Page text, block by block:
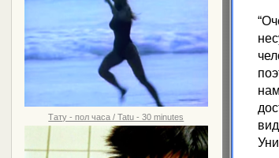
Тату - пол часа / Tatu - 30 minutes